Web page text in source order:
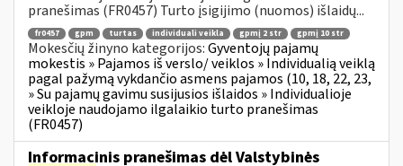
pranešimas (FR0457) Turto įsigijimo (nuomos) išlaidų...
fr0457 gpm turtas individuali veikla gpmį 2 str gpmį 10 str
Mokesčių žinyno kategorijos:Gyventojų pajamų
mokestis » Pajamos iš verslo/ veiklos » Individualią veiklą
pagal pažymą vykdančio asmens pajamos (10, 18, 22, 23,
» Su pajamų gavimu susijusios išlaidos » Individualioje
veikloje naudojamo ilgalaikio turto pranešimas
(FR0457)
Informacinis pranešimas dėl Valstybinės